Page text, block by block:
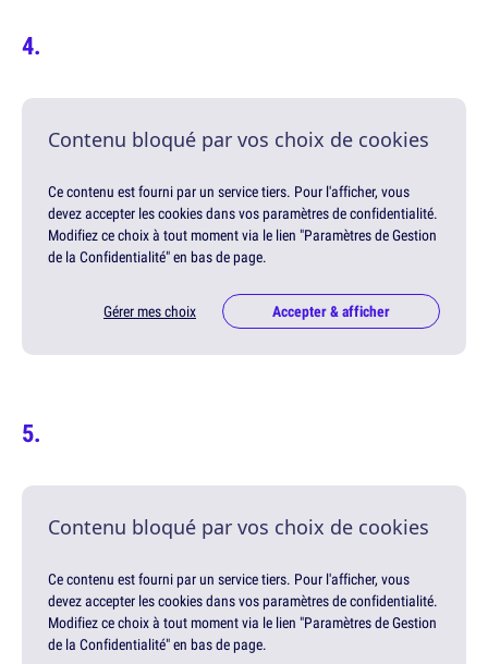
Contenu bloqué par vos choix de cookies
Ce contenu est fourni par un service tiers. Pour l'afficher, vous
devez accepter les cookies dans vos paramètres de confidentialité.
Modifiez ce choix à tout moment via le lien "Paramètres de Gestion
de la Confidentialité" en bas de page.
Gérer mes choix Accepter & afficher
Contenu bloqué par vos choix de cookies
Ce contenu est fourni par un service tiers. Pour l'afficher, vous
devez accepter les cookies dans vos paramètres de confidentialité.
Modifiez ce choix à tout moment via le lien "Paramètres de Gestion
de la Confidentialité" en bas de page.